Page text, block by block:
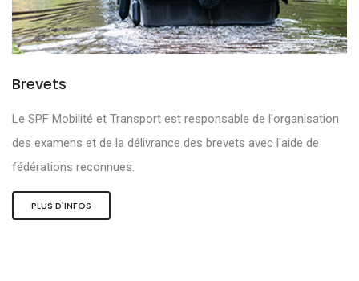
Brevets
Le SPF Mobilité et Transport est responsable de l'organisation
des examens et de la délivrance des brevets avec l'aide de
fédérations reconnues.
PLUS D'INFOS